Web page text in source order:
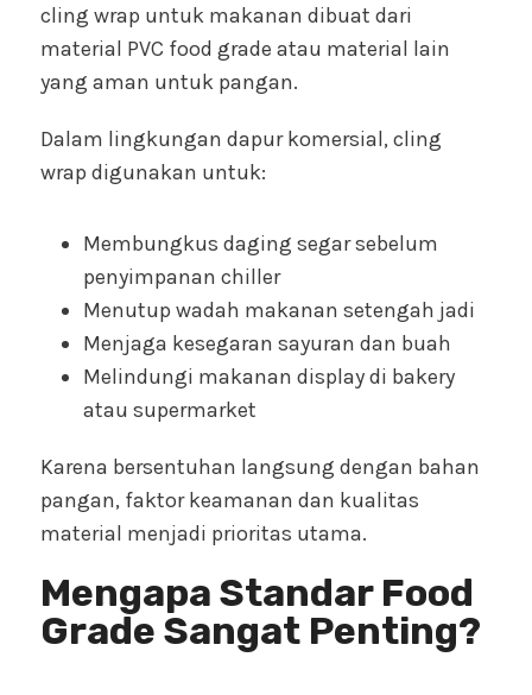
cling wrap untuk makanan dibuat dari
material PVC food grade atau material lain
yang aman untuk pangan.
Dalam lingkungan dapur komersial, cling
wrap digunakan untuk:
Membungkus daging segar sebelum
penyimpanan chiller
Menutup wadah makanan setengah jadi
Menjaga kesegaran sayuran dan buah
Melindungi makanan display di bakery
atau supermarket
Karena bersentuhan langsung dengan bahan
pangan, faktor keamanan dan kualitas
material menjadi prioritas utama.
Mengapa Standar Food
Grade Sangat Penting?